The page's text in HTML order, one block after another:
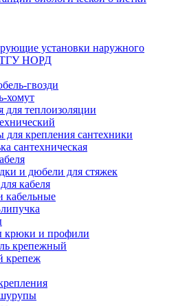
установки наружного
ТГУ НОРД
гвозди
хомут
для теплоизоляции
для крепления сантехники
сантехническая
и дюбели для стяжек
кабеля
кабельные
крюки и профили
крепежный
крепеж